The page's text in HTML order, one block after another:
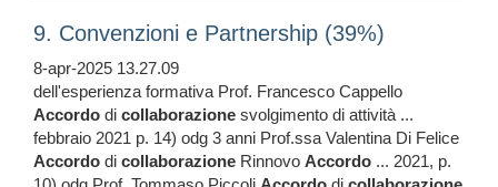
9. Convenzioni e Partnership (39%)
8-apr-2025 13.27.09
dell'esperienza formativa Prof. Francesco Cappello
Accordo di collaborazione svolgimento di attività ...
febbraio 2021 p. 14) odg 3 anni Prof.ssa Valentina Di Felice
Accordo di collaborazione Rinnovo Accordo ... 2021, p.